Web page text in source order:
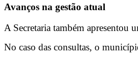
Avanços na gestão atual
A Secretaria também apresentou
No caso das consultas, o